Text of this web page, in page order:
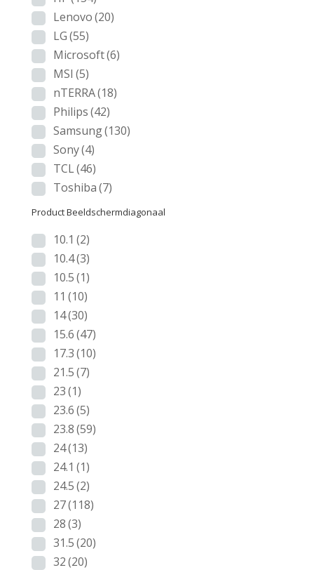
Lenovo(20)
LG(55)
Microsoft(6)
MSI (5)
nTERRA(18)
Philips(42)
Samsung(130)
Sony(4)
TCL(46)
Toshiba(7)
Product Beeldschermdiagonaal
10.1 (2)
10.4(3)
10.5(1)
11 (10)
14(30)
15.6(47)
17.3(10)
21.5(7)
23(1)
23.6(5)
23.8(59)
24(13)
24.1 (1)
24.5(2)
27(118)
28(3)
31.5(20)
32(20)